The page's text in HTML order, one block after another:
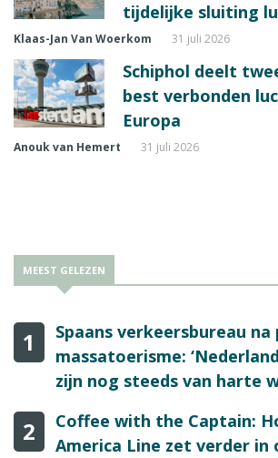
tijdelijke sluiting
Klaas-Jan Van Woerkom 31 juli 2026
Schiphol deelt
best verbonden
Europa
Anouk van Hemert 31 juli 2026
MEEST GELEZEN
1
Spaans verkeersbureau
massatoerisme:
zijn nog steeds van harte
2
Coffee with the Captain:
America Line zet verder